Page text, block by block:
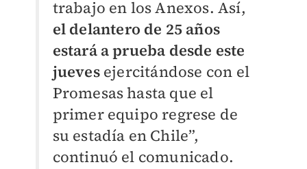
trabajo en los Anexos. Así,
el delantero de 25 años
estará a prueba desde este
jueves ejercitándose con el
Promesas hasta que el
primer equipo regrese de
su estadía en Chile”,
continuó el comunicado.